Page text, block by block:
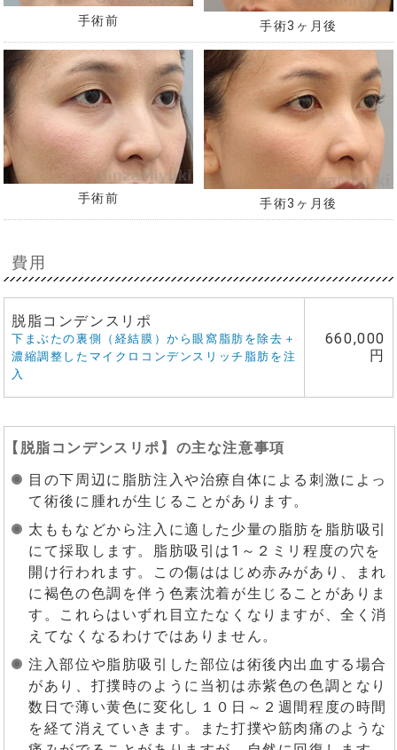
手術前 手術3ヶ月後
手術前 手術3ヶ月後
費用
脱脂コンデンスリポ
下まぶたの裏側（経結膜）から眼窩脂肪を除去＋
濃縮調整したマイクロコンデンスリッチ脂肪を注
入
660,000
円
【 脱脂コンデンスリポ 】の主な注意事項
目の下周辺に脂肪注入や治療自体による刺激によっ
て術後に腫れが生じることがあります。
太ももなどから注入に適した少量の脂肪を脂肪吸引
にて採取します。脂肪吸引は1～２ミリ程度の穴を
開け行われます。この傷ははじめ赤みがあり、まれ
に褐色の色調を伴う色素沈着が生じることがありま
す。これらはいずれ目立たなくなりますが、全く消
えてなくなるわけではありません。
注入部位や脂肪吸引した部位は術後内出血する場合
があり、打撲時のように当初は赤紫色の色調となり
数日で薄い黄色に変化し１０日～２週間程度の時間
を経て消えていきます。また打撲や筋肉痛のような